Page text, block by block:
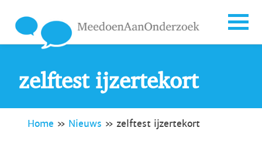
zelftest ijzertekort
Home » Nieuws » zelftest ijzertekort